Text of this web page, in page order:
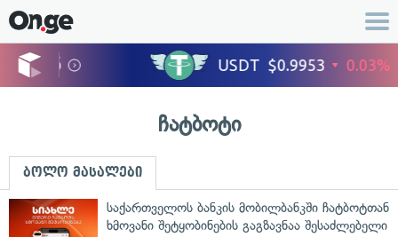
ჩატბოტი
ბოლო მასალები
საქართველოს ბანკის მობილბანკში ჩატბოტთან
ხმოვანი შეტყობინების გაგზავნაა შესაძლებელი